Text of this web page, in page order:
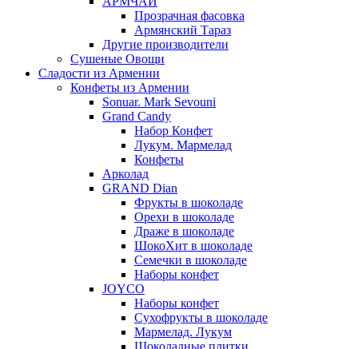
Прозрачная фасовка
Армянский Тараз
Другие производители
Сушеные Овощи
Сладости из Армении
Конфеты из Армении
Sonuar. Mark Sevouni
Grand Candy
Набор Конфет
Лукум. Мармелад
Конфеты
Арколад
GRAND Dian
Фрукты в шоколаде
Орехи в шоколаде
Драже в шоколаде
ШокоХит в шоколаде
Семечки в шоколаде
Наборы конфет
JOYCO
Наборы конфет
Сухофрукты в шоколаде
Мармелад. Лукум
Шоколадные плитки